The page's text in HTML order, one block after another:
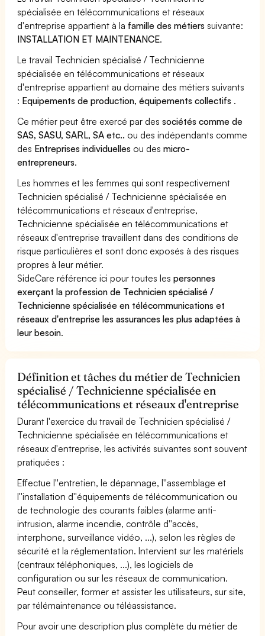
spécialisée en télécommunications et réseaux
d'entreprise appartient à la famille des métiers suivante:
INSTALLATION ET MAINTENANCE.
Le travail Technicien spécialisé / Technicienne
spécialisée en télécommunications et réseaux
d'entreprise appartient au domaine des métiers suivants
: Equipements de production, équipements collectifs .
Ce métier peut être exercé par dessociétés comme de
SAS, SASU, SARL, SA etc.. ou des indépendants comme
des Entreprises individuelles ou desmicro-
entrepreneurs.
Les hommes et les femmes qui sont respectivement
Technicien spécialisé / Technicienne spécialisée en
télécommunications et réseaux d'entreprise,
Technicienne spécialisée en télécommunications et
réseaux d'entreprise travaillent dans des conditions de
risque particulières et sont donc exposés à des risques
propres à leur métier.
SideCare référence ici pour toutes lespersonnes
exerçant la profession de Technicien spécialisé /
Technicienne spécialisée en télécommunications et
réseaux d'entreprise les assurances les plus adaptées à
leur besoin.
Définition et tâches du métier de Technicien
spécialisé / Technicienne spécialisée en
télécommunications et réseaux d'entreprise
Durant l'exercice du travail de Technicien spécialisé /
Technicienne spécialisée en télécommunications et
réseaux d'entreprise, les activités suivantes sont souvent
pratiquées :
Effectue l''entretien, le dépannage, l''assemblage et
l''installation d''équipements de télécommunication ou
de technologie des courants faibles (alarme anti-
intrusion, alarme incendie, contrôle d''accès,
interphone, surveillance vidéo, ...), selon les règles de
sécurité et la réglementation. Intervient sur les matériels
(centraux téléphoniques, ...), les logiciels de
configuration ou sur les réseaux de communication.
Peut conseiller, former et assister les utilisateurs, sur site,
par télémaintenance ou téléassistance.
Pour avoir une description plus complète du métier de